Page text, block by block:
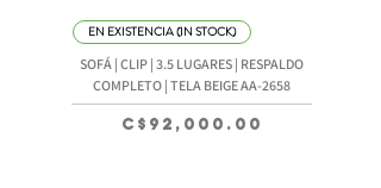
EN EXISTENCIA (IN STOCK)
SOFÁ | CLIP | 3.5 LUGARES | RESPALDO
COMPLETO | TELA BEIGE AA-2658
Precio
C$92,000.00